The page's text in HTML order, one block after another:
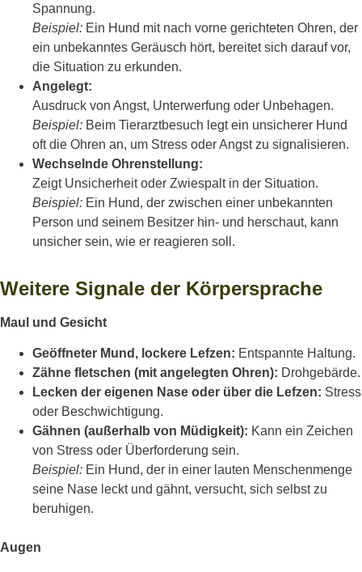
Spannung.
Beispiel: Ein Hund mit nach vorne gerichteten Ohren, der
ein unbekanntes Geräusch hört, bereitet sich darauf vor,
die Situation zu erkunden.
Angelegt:
Ausdruck von Angst, Unterwerfung oder Unbehagen.
Beispiel: Beim Tierarztbesuch legt ein unsicherer Hund
oft die Ohren an, um Stress oder Angst zu signalisieren.
Wechselnde Ohrenstellung:
Zeigt Unsicherheit oder Zwiespalt in der Situation.
Beispiel: Ein Hund, der zwischen einer unbekannten
Person und seinem Besitzer hin- und herschaut, kann
unsicher sein, wie er reagieren soll.
Weitere Signale der Körpersprache
Maul und Gesicht
Geöffneter Mund, lockere Lefzen: Entspannte Haltung.
Zähne fletschen (mit angelegten Ohren): Drohgebärde.
Lecken der eigenen Nase oder über die Lefzen: Stress
oder Beschwichtigung.
Gähnen (außerhalb von Müdigkeit): Kann ein Zeichen
von Stress oder Überforderung sein.
Beispiel: Ein Hund, der in einer lauten Menschenmenge
seine Nase leckt und gähnt, versucht, sich selbst zu
beruhigen.
Augen